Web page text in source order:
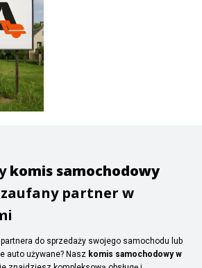
komis samochodowy
partner w
do sprzedaży swojego samochodu lub
auto używane? Nasz komis samochodowy w